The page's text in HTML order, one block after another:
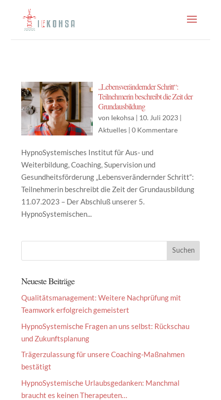
„Lebensverändernder Schritt“:
Teilnehmerin beschreibt die Zeit der
Grundausbildung
von Iekohsa| 10. Juli 2023|
Aktuelles| 0 Kommentare
HypnoSystemisches Institut für Aus- und
Weiterbildung, Coaching, Supervision und
Gesundheitsförderung „Lebensverändernder Schritt“:
Teilnehmerin beschreibt die Zeit der Grundausbildung
11.07.2023 – Der Abschluß unserer 5.
HypnoSystemischen...
Neueste Beiträge
Qualitätsmanagement: Weitere Nachprüfung mit
Teamwork erfolgreich gemeistert
HypnoSystemische Fragen an uns selbst: Rückschau
und Zukunftsplanung
Trägerzulassung für unsere Coaching-Maßnahmen
bestätigt
HypnoSystemische Urlaubsgedanken: Manchmal
braucht es keinen Therapeuten…